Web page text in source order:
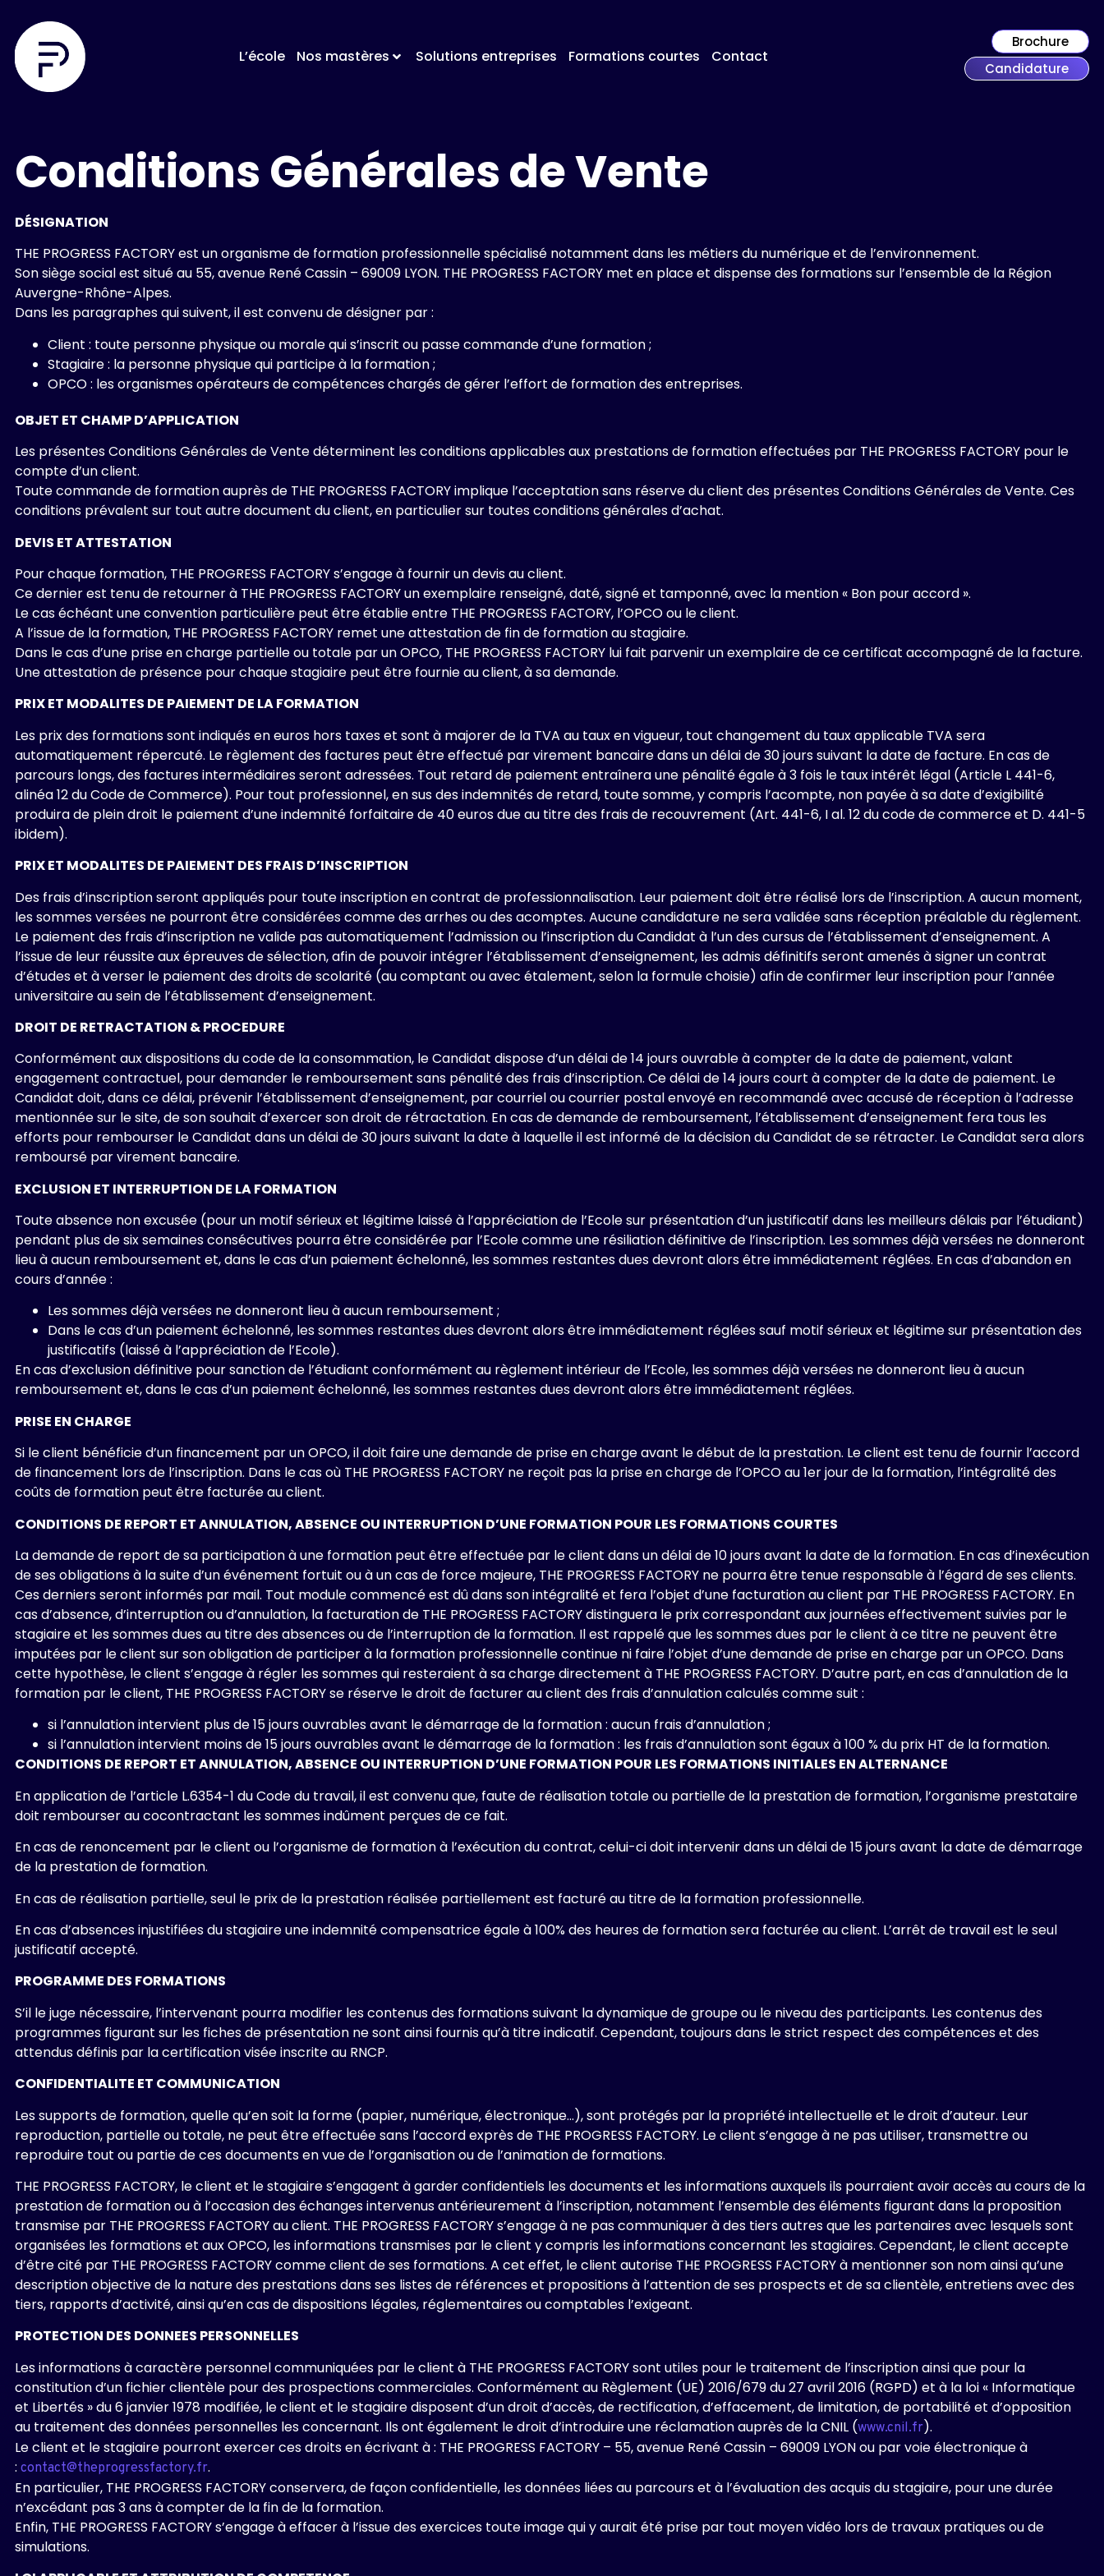
L’école Nos mastères Solutions entreprises Formations courtes Contact
Brochure
Candidature
Conditions Générales de Vente
DÉSIGNATION
THE PROGRESS FACTORY est un organisme de formation professionnelle spécialisé notamment dans les métiers du numérique et de l’environnement.
Son siège social est situé au 55, avenue René Cassin – 69009 LYON. THE PROGRESS FACTORY met en place et dispense des formations sur l’ensemble de la Région
Auvergne-Rhône-Alpes.
Dans les paragraphes qui suivent, il est convenu de désigner par :
Client : toute personne physique ou morale qui s’inscrit ou passe commande d’une formation ;
Stagiaire : la personne physique qui participe à la formation ;
OPCO : les organismes opérateurs de compétences chargés de gérer l’effort de formation des entreprises.
OBJET ET CHAMP D’APPLICATION
Les présentes Conditions Générales de Vente déterminent les conditions applicables aux prestations de formation effectuées par THE PROGRESS FACTORY pour le
compte d’un client.
Toute commande de formation auprès de THE PROGRESS FACTORY implique l’acceptation sans réserve du client des présentes Conditions Générales de Vente. Ces
conditions prévalent sur tout autre document du client, en particulier sur toutes conditions générales d’achat.
DEVIS ET ATTESTATION
Pour chaque formation, THE PROGRESS FACTORY s’engage à fournir un devis au client.
Ce dernier est tenu de retourner à THE PROGRESS FACTORY un exemplaire renseigné, daté, signé et tamponné, avec la mention « Bon pour accord ».
Le cas échéant une convention particulière peut être établie entre THE PROGRESS FACTORY, l’OPCO ou le client.
A l’issue de la formation, THE PROGRESS FACTORY remet une attestation de fin de formation au stagiaire.
Dans le cas d’une prise en charge partielle ou totale par un OPCO, THE PROGRESS FACTORY lui fait parvenir un exemplaire de ce certificat accompagné de la facture.
Une attestation de présence pour chaque stagiaire peut être fournie au client, à sa demande.
PRIX ET MODALITES DE PAIEMENT DE LA FORMATION
Les prix des formations sont indiqués en euros hors taxes et sont à majorer de la TVA au taux en vigueur, tout changement du taux applicable TVA sera
automatiquement répercuté. Le règlement des factures peut être effectué par virement bancaire dans un délai de 30 jours suivant la date de facture. En cas de
parcours longs, des factures intermédiaires seront adressées. Tout retard de paiement entraînera une pénalité égale à 3 fois le taux intérêt légal (Article L 441-6,
alinéa 12 du Code de Commerce). Pour tout professionnel, en sus des indemnités de retard, toute somme, y compris l’acompte, non payée à sa date d’exigibilité
produira de plein droit le paiement d’une indemnité forfaitaire de 40 euros due au titre des frais de recouvrement (Art. 441-6, I al. 12 du code de commerce et D. 441-5
ibidem).
PRIX ET MODALITES DE PAIEMENT DES FRAIS D’INSCRIPTION
Des frais d’inscription seront appliqués pour toute inscription en contrat de professionnalisation. Leur paiement doit être réalisé lors de l’inscription. A aucun moment,
les sommes versées ne pourront être considérées comme des arrhes ou des acomptes. Aucune candidature ne sera validée sans réception préalable du règlement.
Le paiement des frais d’inscription ne valide pas automatiquement l’admission ou l’inscription du Candidat à l’un des cursus de l’établissement d’enseignement. A
l’issue de leur réussite aux épreuves de sélection, afin de pouvoir intégrer l’établissement d’enseignement, les admis définitifs seront amenés à signer un contrat
d’études et à verser le paiement des droits de scolarité (au comptant ou avec étalement, selon la formule choisie) afin de confirmer leur inscription pour l’année
universitaire au sein de l’établissement d’enseignement.
DROIT DE RETRACTATION & PROCEDURE
Conformément aux dispositions du code de la consommation, le Candidat dispose d’un délai de 14 jours ouvrable à compter de la date de paiement, valant
engagement contractuel, pour demander le remboursement sans pénalité des frais d’inscription. Ce délai de 14 jours court à compter de la date de paiement. Le
Candidat doit, dans ce délai, prévenir l’établissement d’enseignement, par courriel ou courrier postal envoyé en recommandé avec accusé de réception à l’adresse
mentionnée sur le site, de son souhait d’exercer son droit de rétractation. En cas de demande de remboursement, l’établissement d’enseignement fera tous les
efforts pour rembourser le Candidat dans un délai de 30 jours suivant la date à laquelle il est informé de la décision du Candidat de se rétracter. Le Candidat sera alors
remboursé par virement bancaire.
EXCLUSION ET INTERRUPTION DE LA FORMATION
Toute absence non excusée (pour un motif sérieux et légitime laissé à l’appréciation de l’Ecole sur présentation d’un justificatif dans les meilleurs délais par l’étudiant)
pendant plus de six semaines consécutives pourra être considérée par l’Ecole comme une résiliation définitive de l’inscription. Les sommes déjà versées ne donneront
lieu à aucun remboursement et, dans le cas d’un paiement échelonné, les sommes restantes dues devront alors être immédiatement réglées. En cas d’abandon en
cours d’année :
Les sommes déjà versées ne donneront lieu à aucun remboursement ;
Dans le cas d’un paiement échelonné, les sommes restantes dues devront alors être immédiatement réglées sauf motif sérieux et légitime sur présentation des
justificatifs (laissé à l’appréciation de l’Ecole).
En cas d’exclusion définitive pour sanction de l’étudiant conformément au règlement intérieur de l’Ecole, les sommes déjà versées ne donneront lieu à aucun
remboursement et, dans le cas d’un paiement échelonné, les sommes restantes dues devront alors être immédiatement réglées.
PRISE EN CHARGE
Si le client bénéficie d’un financement par un OPCO, il doit faire une demande de prise en charge avant le début de la prestation. Le client est tenu de fournir l’accord
de financement lors de l’inscription. Dans le cas où THE PROGRESS FACTORY ne reçoit pas la prise en charge de l’OPCO au 1er jour de la formation, l’intégralité des
coûts de formation peut être facturée au client.
CONDITIONS DE REPORT ET ANNULATION, ABSENCE OU INTERRUPTION D’UNE FORMATION POUR LES FORMATIONS COURTES
La demande de report de sa participation à une formation peut être effectuée par le client dans un délai de 10 jours avant la date de la formation. En cas d’inexécution
de ses obligations à la suite d’un événement fortuit ou à un cas de force majeure, THE PROGRESS FACTORY ne pourra être tenue responsable à l’égard de ses clients.
Ces derniers seront informés par mail. Tout module commencé est dû dans son intégralité et fera l’objet d’une facturation au client par THE PROGRESS FACTORY. En
cas d’absence, d’interruption ou d’annulation, la facturation de THE PROGRESS FACTORY distinguera le prix correspondant aux journées effectivement suivies par le
stagiaire et les sommes dues au titre des absences ou de l’interruption de la formation. Il est rappelé que les sommes dues par le client à ce titre ne peuvent être
imputées par le client sur son obligation de participer à la formation professionnelle continue ni faire l’objet d’une demande de prise en charge par un OPCO. Dans
cette hypothèse, le client s’engage à régler les sommes qui resteraient à sa charge directement à THE PROGRESS FACTORY. D’autre part, en cas d’annulation de la
formation par le client, THE PROGRESS FACTORY se réserve le droit de facturer au client des frais d’annulation calculés comme suit :
si l’annulation intervient plus de 15 jours ouvrables avant le démarrage de la formation : aucun frais d’annulation ;
si l’annulation intervient moins de 15 jours ouvrables avant le démarrage de la formation : les frais d’annulation sont égaux à 100 % du prix HT de la formation.
CONDITIONS DE REPORT ET ANNULATION, ABSENCE OU INTERRUPTION D’UNE FORMATION POUR LES FORMATIONS INITIALES EN ALTERNANCE
En application de l’article L.6354-1 du Code du travail, il est convenu que, faute de réalisation totale ou partielle de la prestation de formation, l’organisme prestataire
doit rembourser au cocontractant les sommes indûment perçues de ce fait.
En cas de renoncement par le client ou l’organisme de formation à l’exécution du contrat, celui-ci doit intervenir dans un délai de 15 jours avant la date de démarrage
de la prestation de formation.
En cas de réalisation partielle, seul le prix de la prestation réalisée partiellement est facturé au titre de la formation professionnelle.
En cas d’absences injustifiées du stagiaire une indemnité compensatrice égale à 100% des heures de formation sera facturée au client. L’arrêt de travail est le seul
justificatif accepté.
PROGRAMME DES FORMATIONS
S’il le juge nécessaire, l’intervenant pourra modifier les contenus des formations suivant la dynamique de groupe ou le niveau des participants. Les contenus des
programmes figurant sur les fiches de présentation ne sont ainsi fournis qu’à titre indicatif. Cependant, toujoursdans le strict respect des compétences et des
attendus définis par la certification visée inscrite au RNCP.
CONFIDENTIALITE ET COMMUNICATION
Les supports de formation, quelle qu’en soit la forme (papier, numérique, électronique…), sont protégés par la propriété intellectuelle et le droit d’auteur. Leur
reproduction, partielle ou totale, ne peut être effectuée sans l’accord exprès de THE PROGRESS FACTORY. Le client s’engage à ne pas utiliser, transmettre ou
reproduire tout ou partie de ces documents en vue de l’organisation ou de l’animation de formations.
THE PROGRESS FACTORY, le client et le stagiaire s’engagent à garder confidentiels les documents et les informations auxquels ils pourraient avoir accès au cours de la
prestation de formation ou à l’occasion des échanges intervenus antérieurement à l’inscription, notamment l’ensemble des éléments figurant dans la proposition
transmise par THE PROGRESS FACTORY au client. THE PROGRESS FACTORY s’engage à ne pas communiquer à des tiers autres que les partenaires avec lesquels sont
organisées les formations et aux OPCO, les informations transmises par le client y compris les informations concernant les stagiaires. Cependant, le client accepte
d’être cité par THE PROGRESS FACTORY comme client de ses formations. A cet effet, le client autorise THE PROGRESS FACTORY à mentionner son nom ainsi qu’une
description objective de la nature des prestations dans ses listes de références et propositions à l’attention de ses prospects et de sa clientèle, entretiens avec des
tiers, rapports d’activité, ainsi qu’en cas de dispositions légales, réglementaires ou comptables l’exigeant.
PROTECTION DES DONNEES PERSONNELLES
Les informations à caractère personnel communiquées par le client à THE PROGRESS FACTORY sont utiles pour le traitement de l’inscription ainsi que pour la
constitution d’un fichier clientèle pour des prospections commerciales. Conformément au Règlement (UE) 2016/679 du 27 avril 2016 (RGPD) et à la loi « Informatique
et Libertés » du 6 janvier 1978 modifiée, le client et le stagiaire disposent d’un droit d’accès, de rectification, d’effacement, de limitation, de portabilité et d’opposition
au traitement des données personnelles les concernant. Ils ont également le droit d’introduire une réclamation auprès de la CNIL (www.cnil.fr).
Le client et le stagiaire pourront exercer ces droits en écrivant à : THE PROGRESS FACTORY – 55, avenue René Cassin – 69009 LYON ou par voie électronique à
: contact@theprogressfactory.fr.
En particulier, THE PROGRESS FACTORY conservera, de façon confidentielle, les données liées au parcours et à l’évaluation des acquis du stagiaire, pour une durée
n’excédant pas 3 ans à compter de la fin de la formation.
Enfin, THE PROGRESS FACTORY s’engage à effacer à l’issue des exercices toute image qui y aurait été prise par tout moyen vidéo lors de travaux pratiques ou de
simulations.